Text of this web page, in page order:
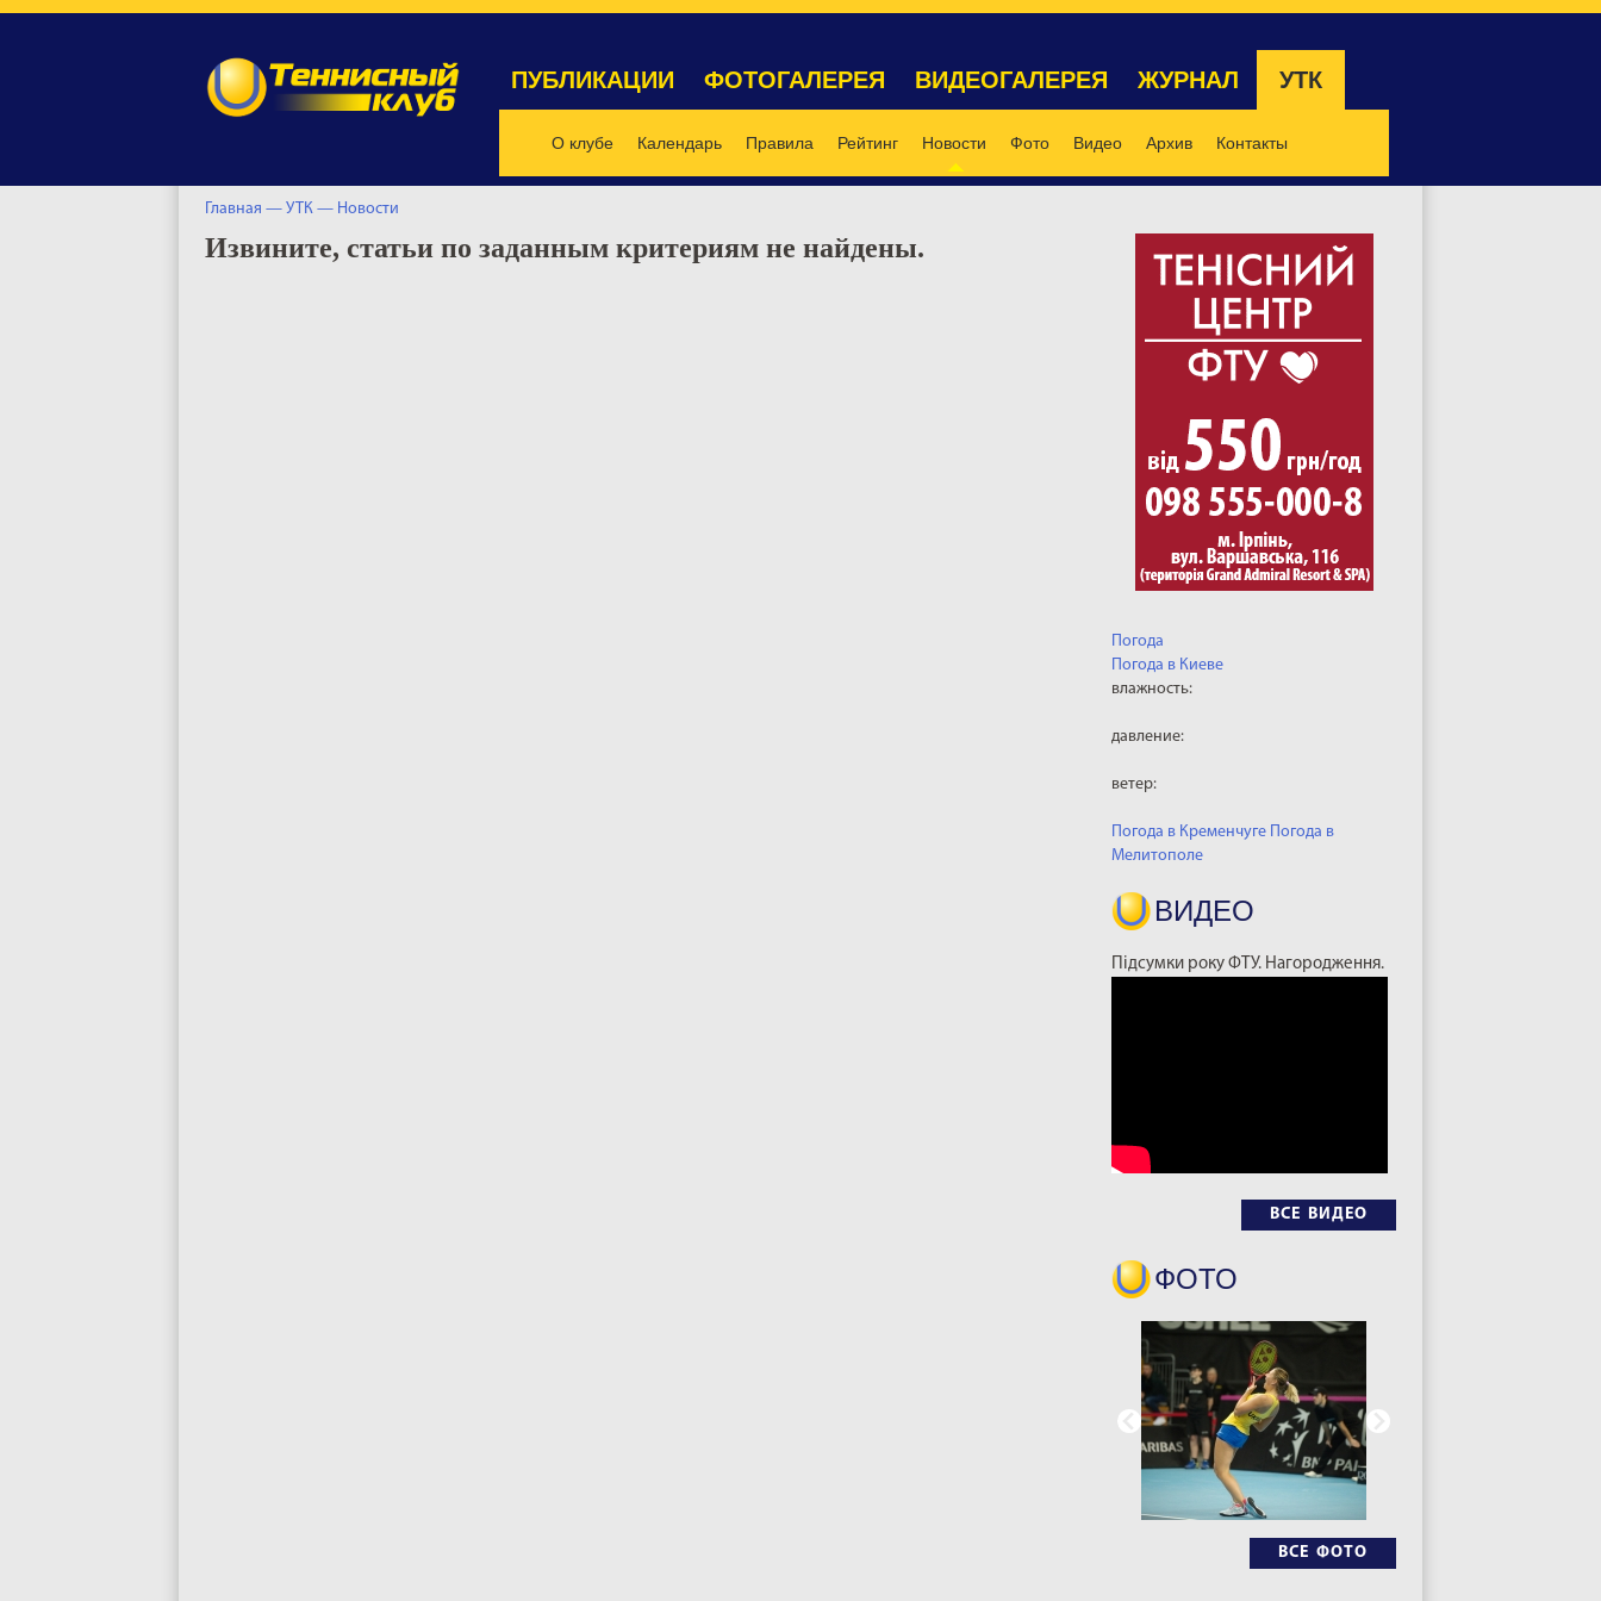
ПУБЛИКАЦИИ ФОТОГАЛЕРЕЯ ВИДЕОГАЛЕРЕЯ ЖУРНАЛ УТК
О клубе Календарь Правила Рейтинг Новости Фото Видео Архив Контакты
Главная — УТК — Новости
Погода
Погода в Киеве
влажность:
давление:
ветер:
Погода в Кременчуге Погода в
Мелитополе
ВИДЕО
Підсумки року ФТУ. Нагородження.
ВСЕ ВИДЕО
ФОТО
ВСЕ ФОТО
Извините, статьи по заданным критериям не найдены.